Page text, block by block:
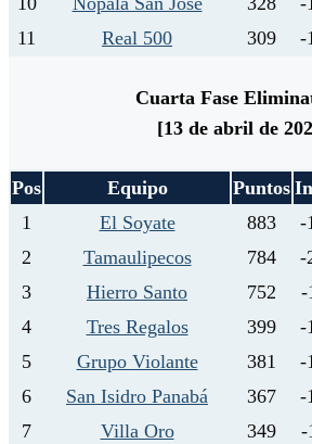
11
Real 500 309 -
Cuarta Fase
[13 de abril de
Pos Equipo Puntos
1
El Soyate 883
-
2
Tamaulipecos 784
-
3
Hierro Santo 752
-
4
Tres Regalos 399
-
5
Grupo Violante 381
-
6
San Isidro Panabá 367
-
7
Villa Oro 349
-